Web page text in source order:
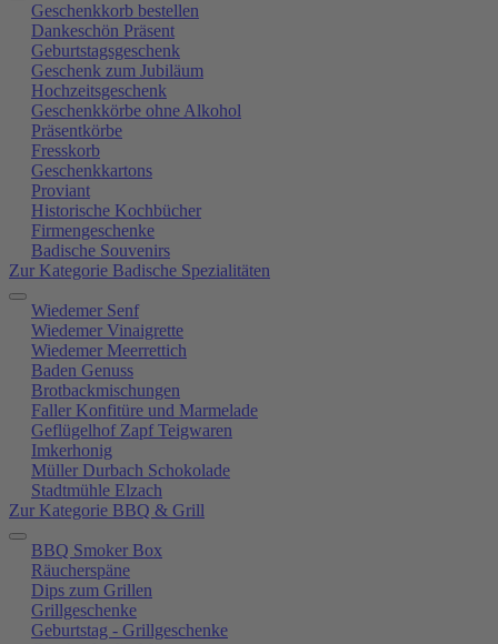
Geschenkkorb bestellen
Dankeschön Präsent
Geburtstagsgeschenk
Geschenk zum Jubiläum
Hochzeitsgeschenk
Geschenkkörbe ohne Alkohol
Präsentkörbe
Fresskorb
Geschenkkartons
Proviant
Historische Kochbücher
Firmengeschenke
Badische Souvenirs
Zur Kategorie Badische Spezialitäten
Wiedemer Senf
Wiedemer Vinaigrette
Wiedemer Meerrettich
Baden Genuss
Brotbackmischungen
Faller Konfitüre und Marmelade
Geflügelhof Zapf Teigwaren
Imkerhonig
Müller Durbach Schokolade
Stadtmühle Elzach
Zur Kategorie BBQ & Grill
BBQ Smoker Box
Räucherspäne
Dips zum Grillen
Grillgeschenke
Geburtstag - Grillgeschenke